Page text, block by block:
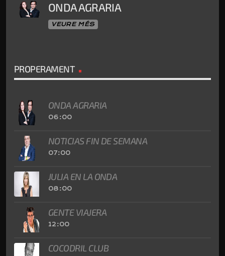
ONDA AGRARIA
VEURE MÉS
PROPERAMENT
ONDA AGRARIA
06:00
NOTICIAS FIN DE SEMANA
07:00
JULIA EN LA ONDA
08:00
GENTE VIAJERA
12:00
COCODRIL CLUB